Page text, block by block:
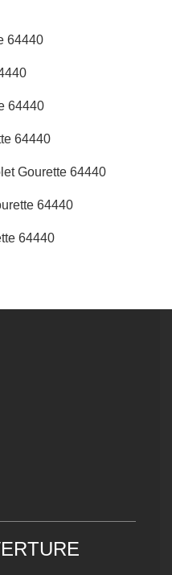
64440
64440
64440
Gourette 64440
64440
64440